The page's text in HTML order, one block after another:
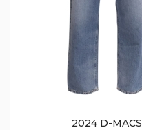
2024 D-MACS